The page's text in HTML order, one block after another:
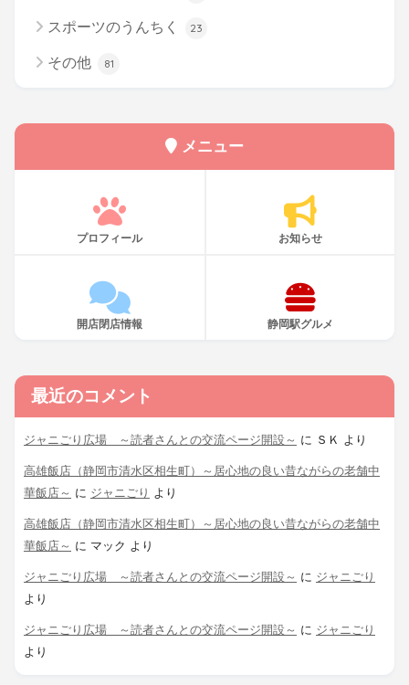
スポーツのうんちく 23
その他 81
メニュー
プロフィール お知らせ
開店閉店情報 静岡駅グルメ
最近のコメント
ジャニごり広場 ～読者さんとの交流ページ開設～ に ＳＫ より
高雄飯店（静岡市清水区相生町）～居心地の良い昔ながらの老舗中
華飯店～ に ジャニごり より
高雄飯店（静岡市清水区相生町）～居心地の良い昔ながらの老舗中
華飯店～ に マック より
ジャニごり広場 ～読者さんとの交流ページ開設～ に ジャニごり
より
ジャニごり広場 ～読者さんとの交流ページ開設～ に ジャニごり
より